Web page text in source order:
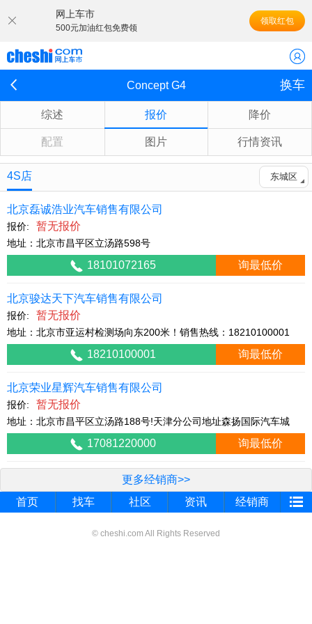
网上车市
500元加油红包免费领
领取红包
Concept G4 换车
综述 报价 降价
配置 图片 行情资讯
4S店 东城区
北京磊诚浩业汽车销售有限公司
报价: 暂无报价
地址：北京市昌平区立汤路598号
18101072165 询最低价
北京骏达天下汽车销售有限公司
报价: 暂无报价
地址：北京市亚运村检测场向东200米！销售热线：18210100001
18210100001 询最低价
北京荣业星辉汽车销售有限公司
报价: 暂无报价
地址：北京市昌平区立汤路188号!天津分公司地址森扬国际汽车城
17081220000 询最低价
更多经销商>>
首页
找车 社区 资讯 经销商
© cheshi.com All Rights Reserved